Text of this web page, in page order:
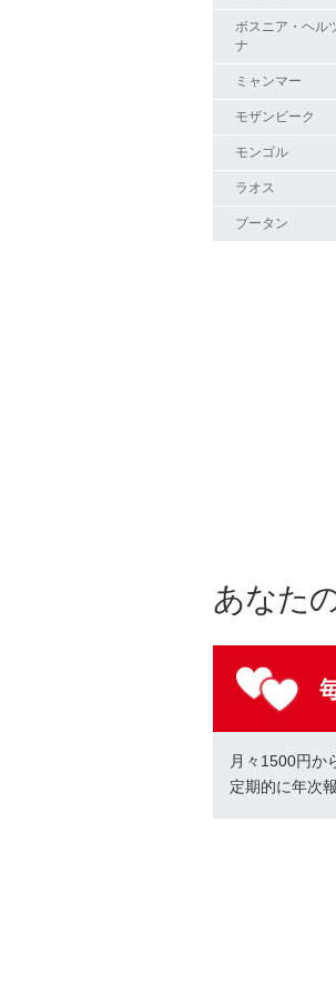
ボスニア・ヘル
ナ
ミャンマー
モザンビーク
モンゴル
ラオス
ブータン
あなた
月々1500円か
定期的に年次